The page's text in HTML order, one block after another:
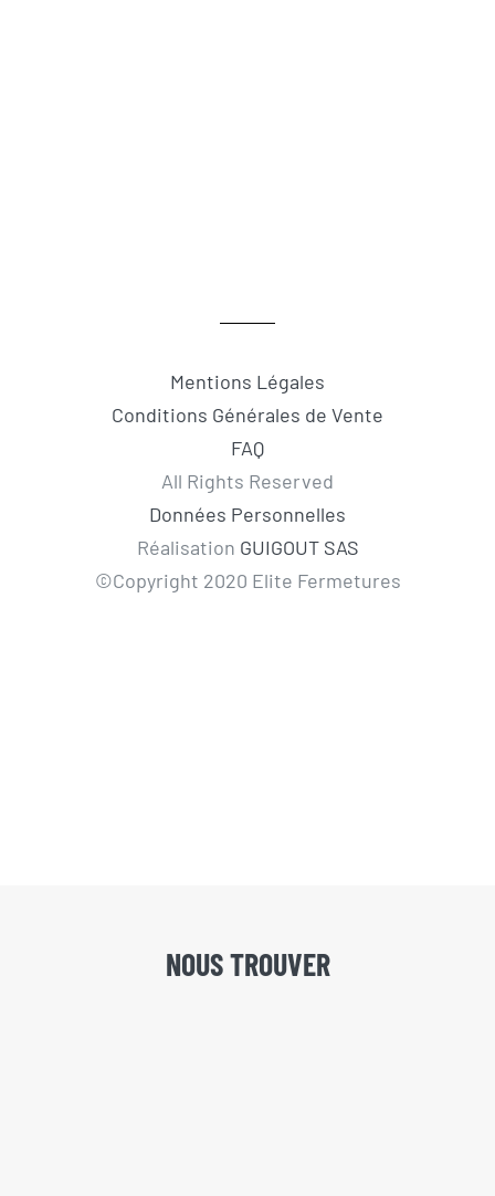
Mentions Légales
Conditions Générales de Vente
FAQ
All Rights Reserved
Données Personnelles
Réalisation GUIGOUT SAS
©Copyright 2020 Elite Fermetures
NOUS TROUVER